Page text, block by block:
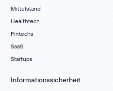
Mittelstand
Healthtech
Fintechs
SaaS
Startups
Informationssicherheit